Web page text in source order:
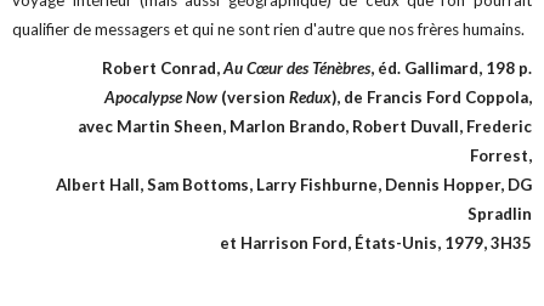
qualifier de messagers et qui ne sont rien d'autre que nos frères humains.
Robert Conrad,Au Cœur des Ténèbres, éd. Gallimard, 198 p.
Apocalypse Now(version Redux), de Francis Ford Coppola,
avec Martin Sheen, Marlon Brando, Robert Duvall, Frederic
Forrest,
Albert Hall, Sam Bottoms, Larry Fishburne, Dennis Hopper, DG
Spradlin
et Harrison Ford, États-Unis, 1979, 3H35